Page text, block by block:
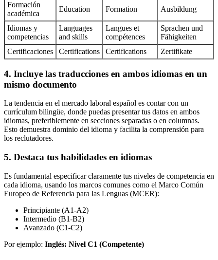
Formación
académica
Education Formation Ausbildung
Idiomas y
competencias
Languages
and skills
Langues et
compétences
Sprachen und
Fähigkeiten
Certificaciones
Certifications Certifications Zertifikate
4. Incluye las traducciones en ambos idiomas en un
mismo documento
La tendencia en el mercado laboral español es contar con un
currículum bilingüe, donde puedas presentar tus datos en ambos
idiomas, preferiblemente en secciones separadas o en columnas.
Esto demuestra dominio del idioma y facilita la comprensión para
los reclutadores.
5. Destaca tus habilidades en idiomas
Es fundamental especificar claramente tus niveles de competencia en
cada idioma, usando los marcos comunes como el Marco Común
Europeo de Referencia para las Lenguas (MCER):
Principiante (A1-A2)
Intermedio (B1-B2)
Avanzado (C1-C2)
Por ejemplo: Inglés: Nivel C1 (Competente)